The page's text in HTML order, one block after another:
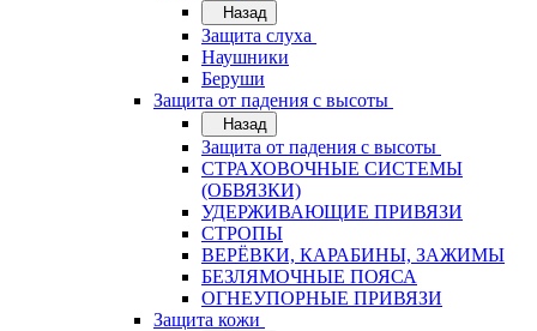
Назад
Защита слуха
Наушники
Беруши
Защита от падения с высоты
Назад
Защита от падения с высоты
СТРАХОВОЧНЫЕ СИСТЕМЫ
(ОБВЯЗКИ)
УДЕРЖИВАЮЩИЕ ПРИВЯЗИ
СТРОПЫ
ВЕРЁВКИ, КАРАБИНЫ, ЗАЖИМЫ
БЕЗЛЯМОЧНЫЕ ПОЯСА
ОГНЕУПОРНЫЕ ПРИВЯЗИ
Защита кожи